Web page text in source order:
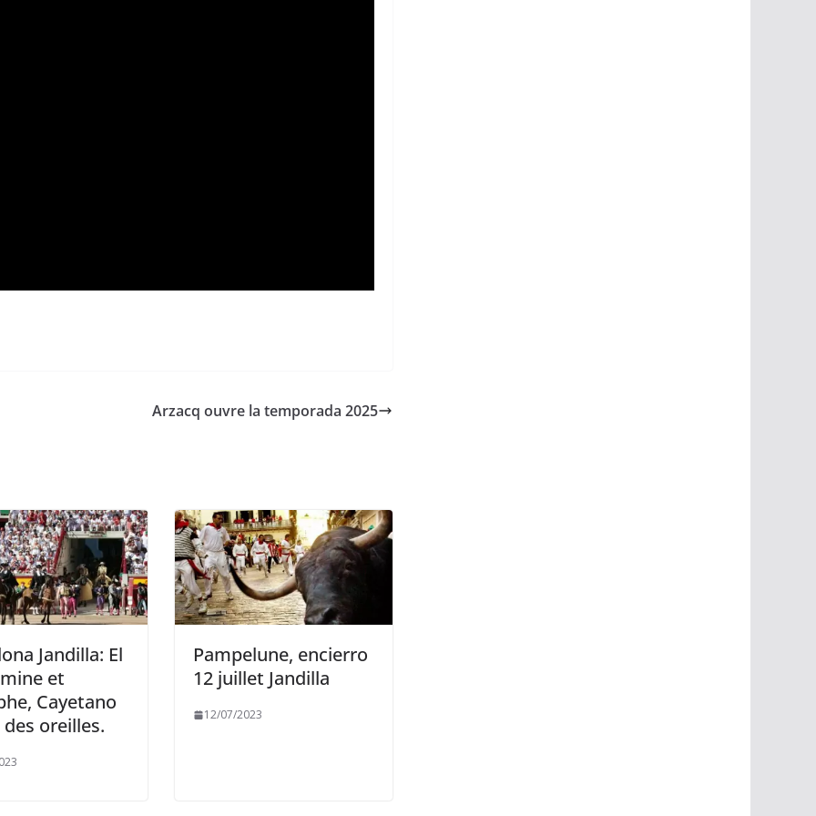
Arzacq ouvre la temporada 2025
Jandilla: El
et
Cayetano
oreilles.
Pampelune, encierro
12 juillet Jandilla
12/07/2023